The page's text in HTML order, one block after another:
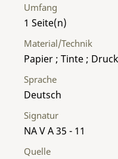
Umfang
1
Material/Technik
Papier ; Tinte ;
Sprache
Deutsch
Signatur
NA V A 35 - 11
Quelle